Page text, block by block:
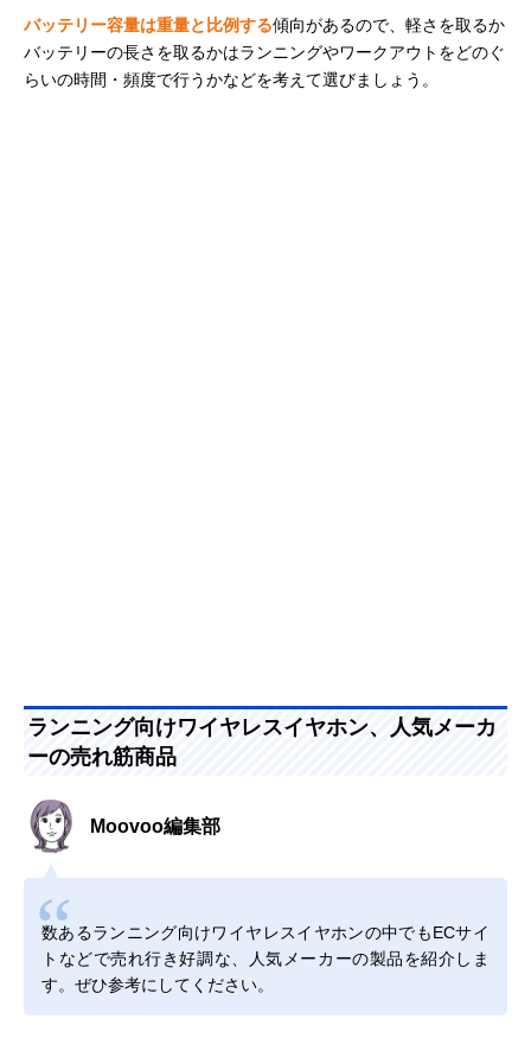
バッテリー容量は重量と比例する傾向があるので、軽さを取るか
バッテリーの長さを取るかはランニングやワークアウトをどのぐ
らいの時間・頻度で行うかなどを考えて選びましょう。
ランニング向けワイヤレスイヤホン、人気メーカ
ーの売れ筋商品
Moovoo編集部
数あるランニング向けワイヤレスイヤホンの中でもECサイ
トなどで売れ行き好調な、人気メーカーの製品を紹介しま
す。ぜひ参考にしてください。